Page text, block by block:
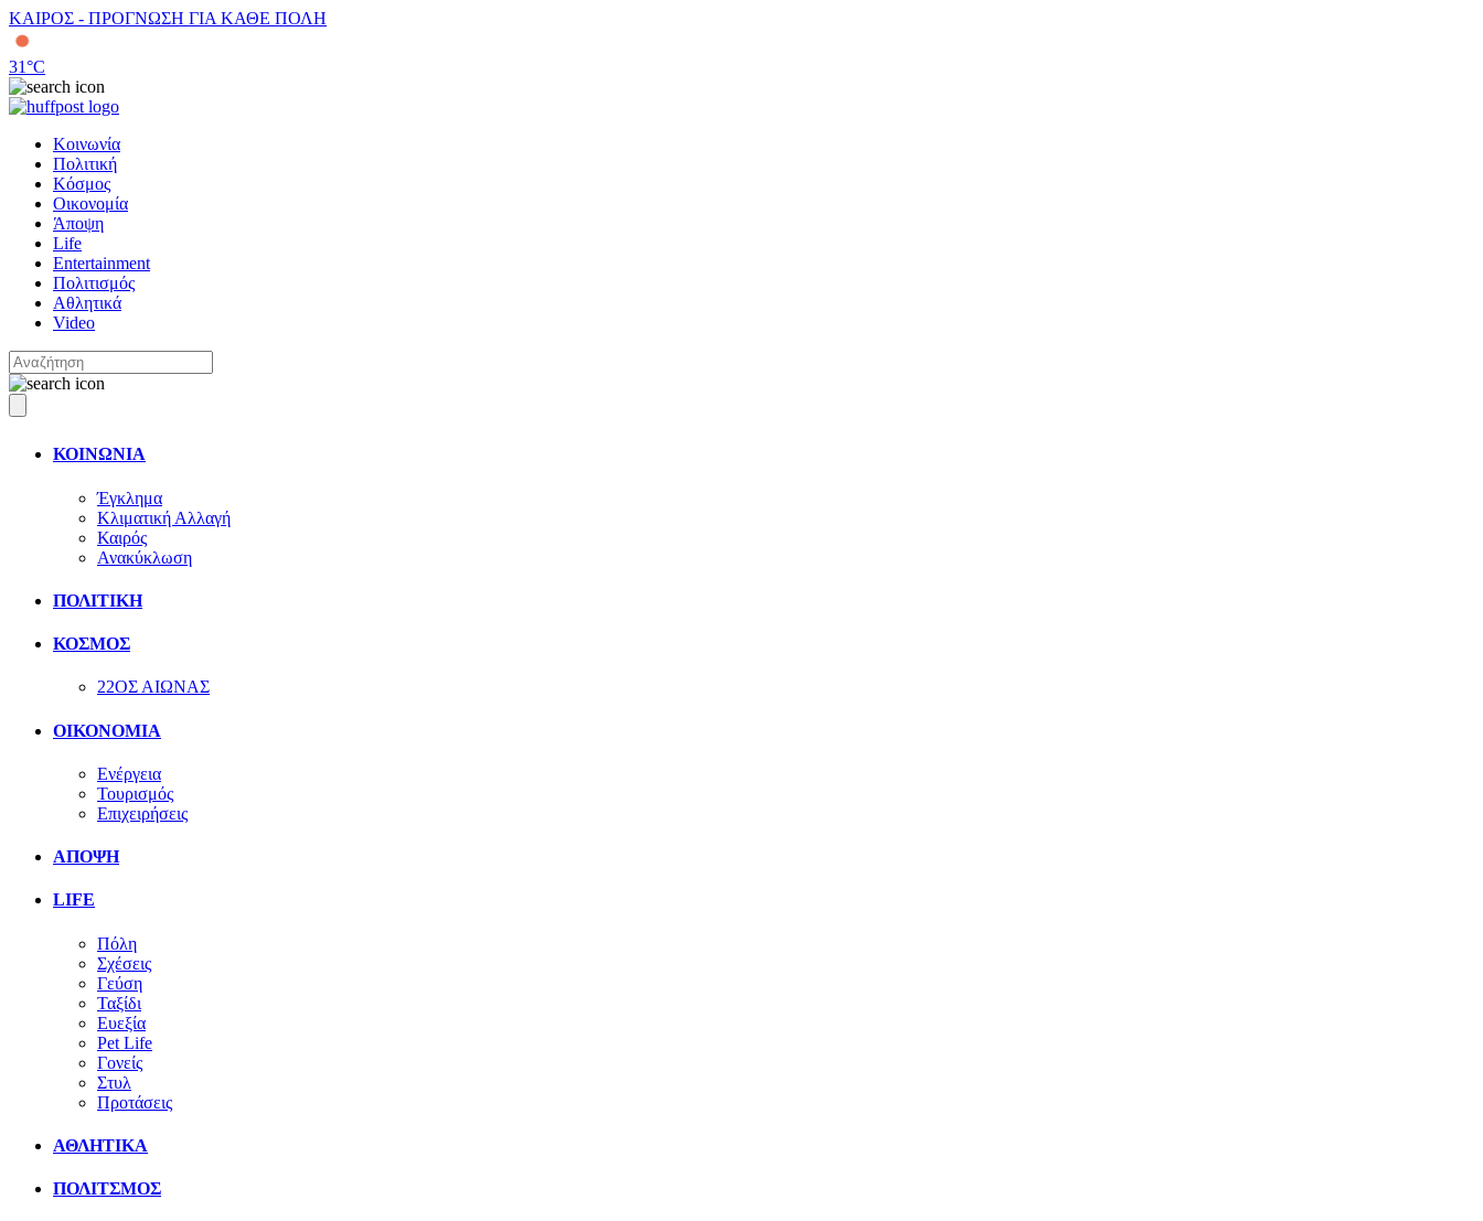
ΚΑΙΡΟΣ - ΠΡΟΓΝΩΣΗ ΓΙΑ ΚΑΘΕ ΠΟΛΗ
31°C
Κοινωνία
Πολιτική
Κόσμος
Οικονομία
Άποψη
Life
Entertainment
Πολιτισμός
Αθλητικά
Video
ΚΟΙΝΩΝΙΑ
Έγκλημα
Κλιματική Αλλαγή
Καιρός
Ανακύκλωση
ΠΟΛΙΤΙΚΗ
ΚΟΣΜΟΣ
22ΟΣ ΑΙΩΝΑΣ
ΟΙΚΟΝΟΜΙΑ
Ενέργεια
Τουρισμός
Επιχειρήσεις
ΑΠΟΨΗ
LIFE
Πόλη
Σχέσεις
Γεύση
Ταξίδι
Ευεξία
Pet Life
Γονείς
Στυλ
Προτάσεις
ΑΘΛΗΤΙΚΑ
ΠΟΛΙΤΣΜΟΣ